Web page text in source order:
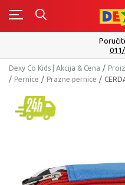
0
Dexy Co Kids | Akcija & Cena
Pernice
Prazne pernice